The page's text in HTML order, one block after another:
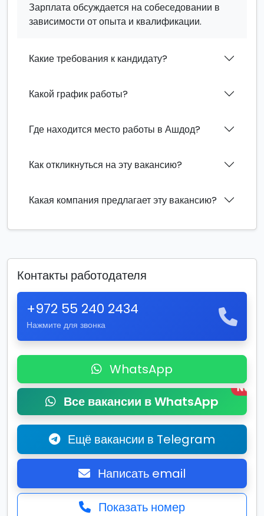
Зарплата обсуждается на собеседовании в
зависимости от опыта и квалификации.
Какие требования к кандидату?
Какой график работы?
Где находится место работы в Ашдод?
Как откликнуться на эту вакансию?
Какая компания предлагает эту вакансию?
Контакты работодателя
+972 55 240 2434
Нажмите для звонка
WhatsApp
Все вакансии в WhatsApp
New
Ещё вакансии в Telegram
Написать email
Показать номер